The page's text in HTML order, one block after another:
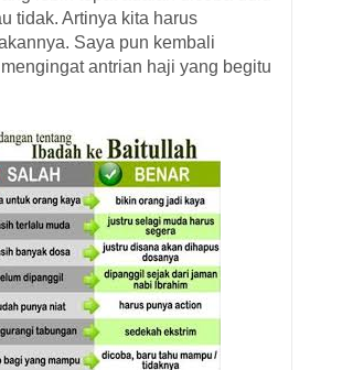
tidak. Artinya kita harus
Saya pun kembali
antrian haji yang begitu